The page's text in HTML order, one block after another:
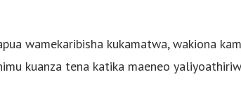
wamekaribisha kukamatwa, wakiona
kuanza tena katika maeneo